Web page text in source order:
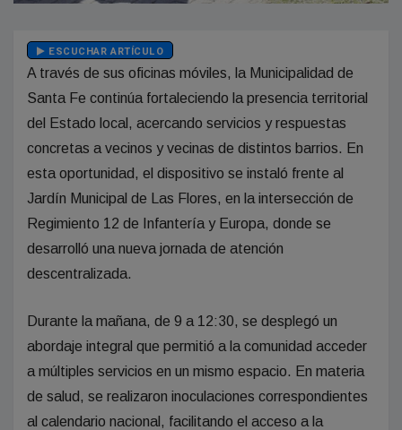
ESCUCHAR ARTÍCULO
A través de sus oficinas móviles, la Municipalidad de
Santa Fe continúa fortaleciendo la presencia territorial
del Estado local, acercando servicios y respuestas
concretas a vecinos y vecinas de distintos barrios. En
esta oportunidad, el dispositivo se instaló frente al
Jardín Municipal de Las Flores, en la intersección de
Regimiento 12 de Infantería y Europa, donde se
desarrolló una nueva jornada de atención
descentralizada.
Durante la mañana, de 9 a 12:30, se desplegó un
abordaje integral que permitió a la comunidad acceder
a múltiples servicios en un mismo espacio. En materia
de salud, se realizaron inoculaciones correspondientes
al calendario nacional, facilitando el acceso a la